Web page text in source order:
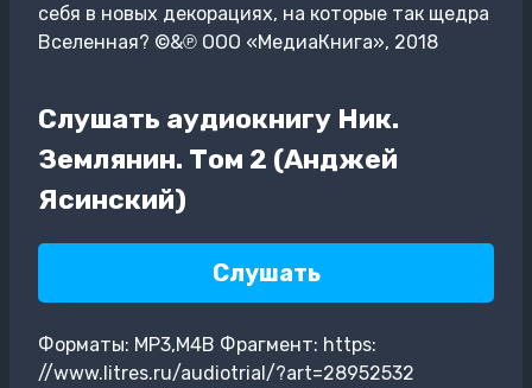
себя в новых декорациях, на которые так щедра
Вселенная? ©&℗ ООО «МедиаКнига», 2018
Слушать аудиокнигу Ник.
Землянин. Том 2 (Анджей
Ясинский)
Слушать
Форматы: MP3,M4B Фрагмент: https:
//www.litres.ru/audiotrial/?art=28952532